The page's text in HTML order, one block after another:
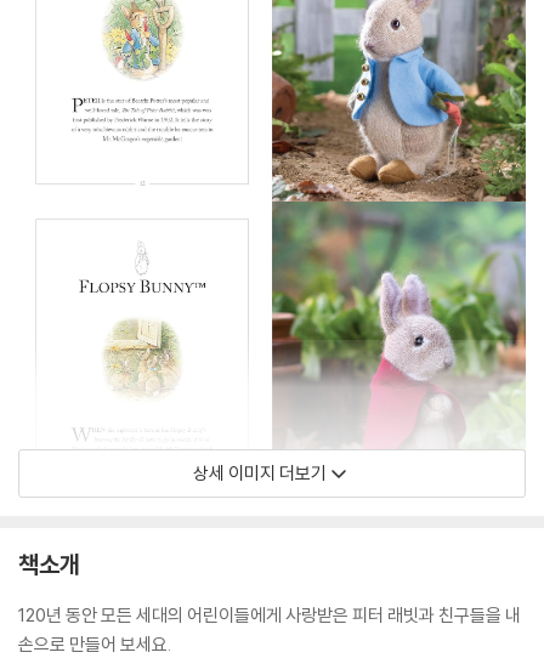
상세 이미지 더보기
책소개
120년 동안 모든 세대의 어린이들에게 사랑받은 피터 래빗과 친구들을 내
손으로 만들어 보세요.